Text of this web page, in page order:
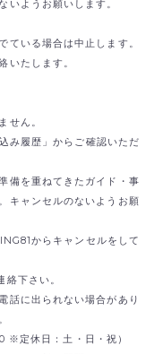
いようお願いします。
ている場合は中止します。
いたします。
せん。
み履歴」からご確認いただ
備を重ねてきたガイド・事
キャンセルのないようお願
からキャンセルをして
下さい。
話に出られない場合があり
※定休日：土・日・祝）